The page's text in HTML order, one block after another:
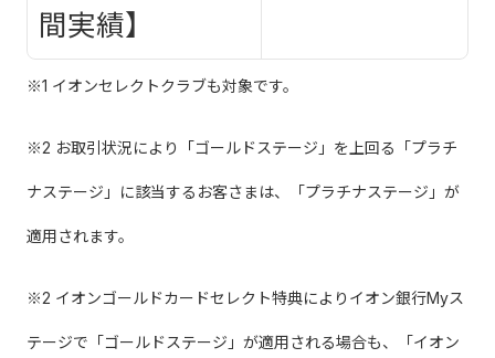
間実績】
※1 イオンセレクトクラブも対象です。
※2 お取引状況により「ゴールドステージ」を上回る「プラチ
ナステージ」に該当するお客さまは、「プラチナステージ」が
適用されます。
※2 イオンゴールドカードセレクト特典によりイオン銀行Myス
テージで「ゴールドステージ」が適用される場合も、「イオン